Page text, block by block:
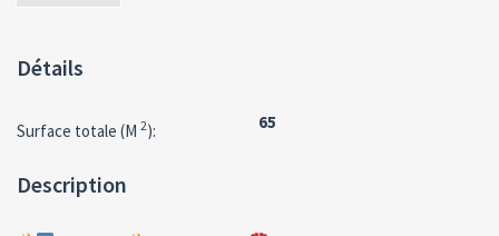
Détails
Surface totale (M 2): 65
Description